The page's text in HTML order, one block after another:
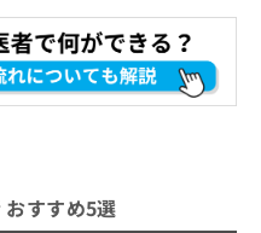
？？
はこちらから
目について
すすめ5選